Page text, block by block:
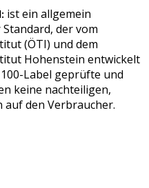
ist ein allgemein
der vom
(ÖTI) und dem
Hohenstein entwickelt
Label geprüfte und
keine nachteiligen,
auf den Verbraucher.